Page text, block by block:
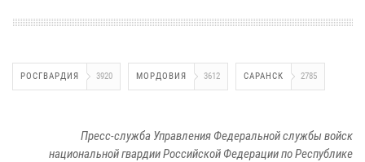
РОСГВАРДИЯ 3920 МОРДОВИЯ 3612 САРАНСК 2785
Пресс-служба Управления Федеральной службы войск
национальной гвардии Российской Федерации по Республике